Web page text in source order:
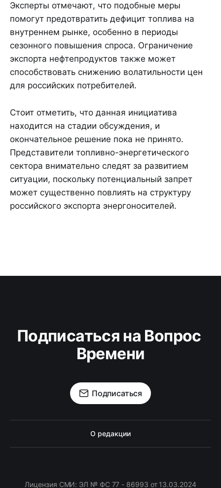
Эксперты отмечают, что подобные меры
помогут предотвратить дефицит топлива на
внутреннем рынке, особенно в периоды
сезонного повышения спроса. Ограничение
экспорта нефтепродуктов также может
способствовать снижению волатильности цен
для российских потребителей.
Стоит отметить, что данная инициатива
находится на стадии обсуждения, и
окончательное решение пока не принято.
Представители топливно-энергетического
сектора внимательно следят за развитием
ситуации, поскольку потенциальный запрет
может существенно повлиять на структуру
российского экспорта энергоносителей.
Подписаться на Вопрос
Времени
Подписаться
О редакции
Лицензия СМИ: ЭЛ № ФС 77 - 86993 от 13.03.2024